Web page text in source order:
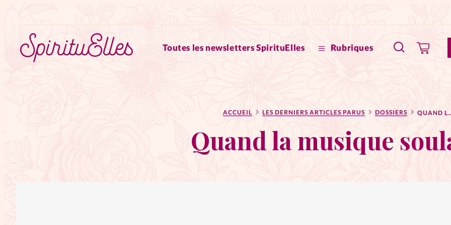
Toutes les newsletters SpirituElles Rubriques
Astuces
Bible
Faire
La
ACCUEIL LES DERNIERS ARTICLES PARUS DOSSIERS QUAND LA
Quand la musique